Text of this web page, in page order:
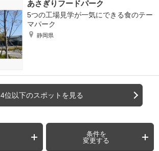
あさぎりフードパーク
5つの工場見学が一気にできる食のテー
マパーク
静岡県
4位以下のスポットを見る
条件を
変更する